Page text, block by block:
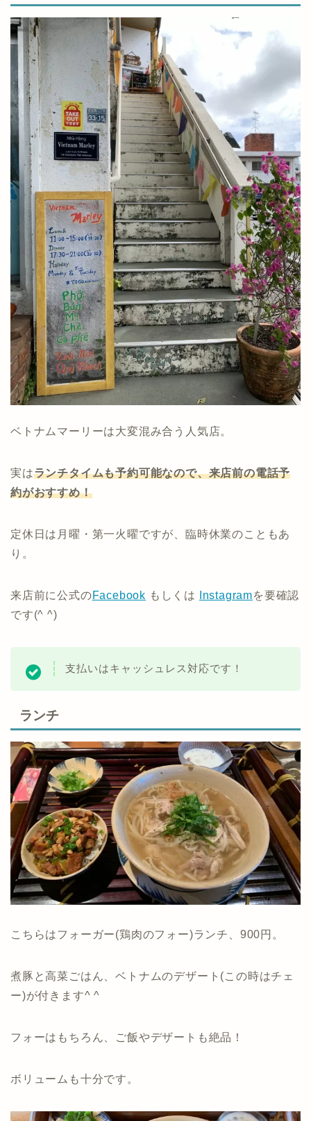
ベトナムマーリーは大変混み合う人気店。
実はランチタイムも予約可能なので、来店前の電話予
約がおすすめ！
定休日は月曜・第一火曜ですが、臨時休業のこともあ
り。
来店前に公式のFacebook もしくは Instagramを要確認
です(^ ^)
支払いはキャッシュレス対応です！
ランチ
こちらはフォーガー(鶏肉のフォー)ランチ、900円。
煮豚と高菜ごはん、ベトナムのデザート(この時はチェ
ー)が付きます^ ^
フォーはもちろん、ご飯やデザートも絶品！
ボリュームも十分です。